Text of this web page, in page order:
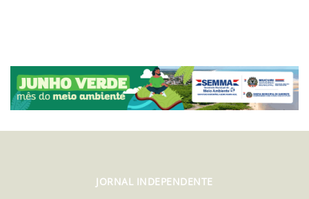
JORNAL INDEPENDENTE